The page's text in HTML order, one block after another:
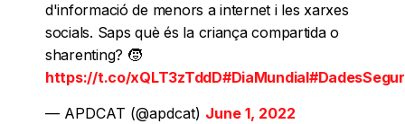
d'informació de menors a internet i les xarxes
socials. Saps què és la criança compartida o
sharenting? 🧒
https://t.co/xQLT3zTddD#DiaMundial
— APDCAT (@apdcat) June 1, 2022